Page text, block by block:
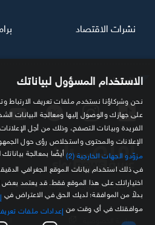
تابعنا
مصدرك الموثوق للمعلومة الاقتصادية
نشرات الاقتصاد
سياسة الخصوصية
الاستخدام المسؤول لبياناتك
نحن وشركاؤنا نستخدم ملفات تعريف الارتباط
الفريدة وبيانات التصفح، وذلك من أجل
الإعلانات والمحتوى واستخلاص رؤى حول
مزوّدو الجهات الخارجية (2)
أيضًا بمعالجة
في ذلك استخدام بيانات الموقع الجغرافي
اختياراتك على هذا الموقع فقط. قد يعتمد
بدلاً من الموافقة؛ لديك الحق في الاعتراض في
موافقتك في أي وقت من إعدادات ملفات